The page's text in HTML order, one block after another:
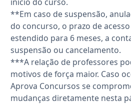
**Em caso de suspensão,
do concurso, o prazo de
estendido para 6 meses, a
suspensão ou cancelamento.
***A relação de professores
motivos de força maior. Caso
Aprova Concursos se
mudanças diretamente nesta